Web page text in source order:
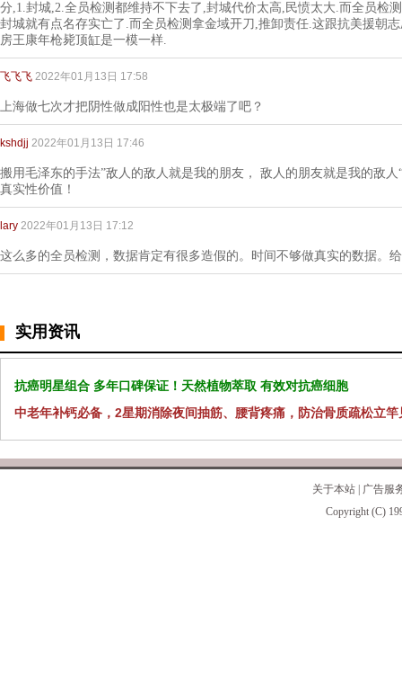
分,1.封城,2.全员检测都维持不下去了,封城代价太高,民愤太大.而全员检
封城就有点名存实亡了.而全员检测拿金域开刀,推卸责任.这跟抗美援朝
房王康年枪毙顶缸是一模一样.
飞飞飞 2022年01月13日 17:58
上海做七次才把阴性做成阳性也是太极端了吧？
kshdjj 2022年01月13日 17:46
搬用毛泽东的手法”敌人的敌人就是我的朋友， 敌人的朋友就是我的敌
真实性价值！
lary 2022年01月13日 17:12
这么多的全员检测，数据肯定有很多造假的。时间不够做真实的数据。
实用资讯
抗癌明星组合 多年口碑保证！天然植物萃取 有效对抗癌细胞
中老年补钙必备，2星期消除夜间抽筋、腰背疼痛，防治骨质疏松立竿
关于本站
广告服
Copyright (C)